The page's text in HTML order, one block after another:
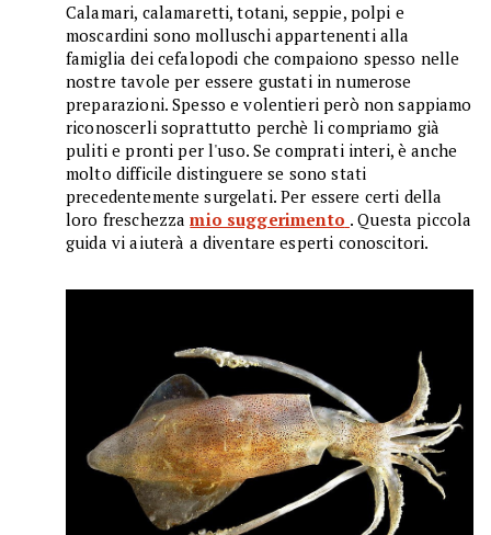
Calamari, calamaretti, totani, seppie, polpi e
moscardini sono molluschi appartenenti alla
famiglia dei cefalopodi che compaiono spesso nelle
nostre tavole per essere gustati in numerose
preparazioni. Spesso e volentieri però non sappiamo
riconoscerli soprattutto perchè li compriamo già
puliti e pronti per l'uso. Se comprati interi, è anche
molto difficile distinguere se sono stati
precedentemente surgelati. Per essere certi della
loro freschezzamio suggerimento . Questa piccola
guida vi aiuterà a diventare esperti conoscitori.